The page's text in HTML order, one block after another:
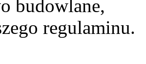
budowlane,
regulaminu.